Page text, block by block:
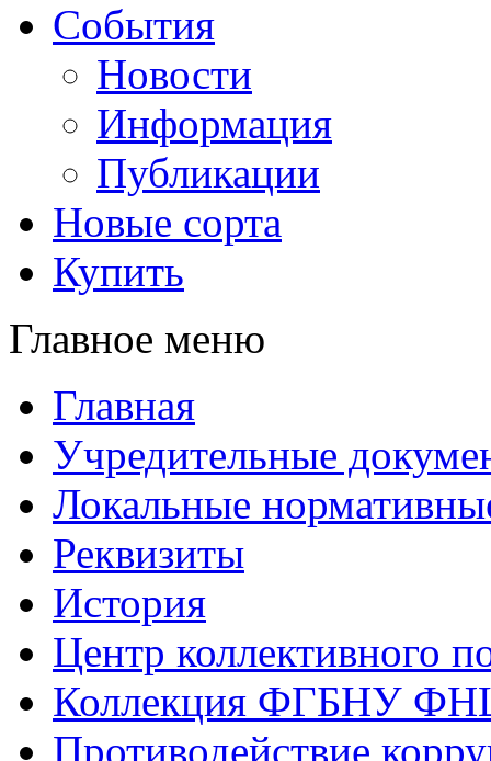
События
Новости
Информация
Публикации
Новые сорта
Купить
Главное меню
Главная
Учредительные
Локальные
Реквизиты
История
Центр коллективного
Коллекция ФГБНУ
Противодействие